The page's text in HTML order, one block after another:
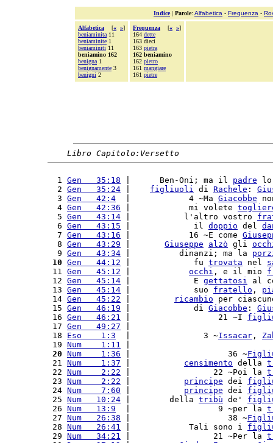
Indice| Parole: Alfabetica - Frequenza -
Alfabetica [« »]
beniaminita 11
beniaminite 1
beniaminiti 11
beniamino 162
benigna 1
benignamente 3
benigni 2
Frequenza [« »]
164 dette
163 dieci
163 pietra
162 beniamino
162 pietro
161 mangiare
161 pietre
Libro Capitolo:Versetto
  1
Gen   35:18 |      Ben-Oni; ma il padre
  2
Gen   35:24 figliuoli di Rachele :
  3
Gen   42:4
  |            4 ~Ma
Giacobbe
  4
Gen   42:36 |            mi volete
  5
Gen   43:14 |           l'altro vostro
  6
Gen   43:15 |             il doppio del
  7
Gen   43:16 |            16 ~E come
  8
Gen   43:29 Giuseppe alzò gli
  9
Gen   43:34 |          dinanzi; ma la
10 Gen   44:12 |             fu trovata nel
11 Gen   45:12 occhi , e il mio
12 Gen   45:14 |             E gettatosi al
13 Gen   45:14 |             suo fratello ,
14 Gen   45:22 ricambio per
15 Gen   46:19 |             di Giacobbe :
16 Gen   46:21 |                  21 ~I
17 Gen   49:27
18 Eso    1:3
  |               3 ~
Issacar ,
19 Num    1:11
20 Num    1:36 |                    36 ~
21 Num    1:37 censimento della
22 Num    2:22 |                 22 ~Poi la
23 Num    2:22 principe dei
24 Num    7:60 principe dei
25 Num   10:24 |        della tribù de'
26 Num   13:9
  |                  9 ~per la
27 Num   26:38 |                    38 ~
28 Num   26:41 |            Tali sono i
29 Num   34:21 |                 21 ~Per la